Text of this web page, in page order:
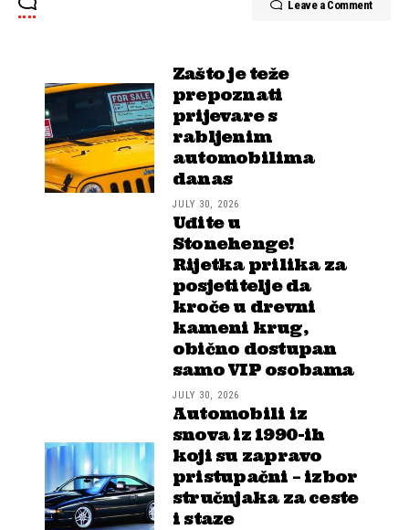
Leave a Comment
Zašto je teže
prepoznati
prijevare s
rabljenim
automobilima
danas
JULY 30, 2026
Uđite u
Stonehenge!
Rijetka prilika za
posjetitelje da
kroče u drevni
kameni krug,
obično dostupan
samo VIP osobama
JULY 30, 2026
Automobili iz
snova iz 1990-ih
koji su zapravo
pristupačni – izbor
stručnjaka za ceste
i staze